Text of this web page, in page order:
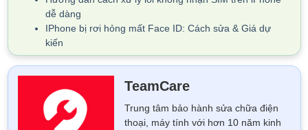
dễ dàng
IPhone bị rơi hỏng mất Face ID: Cách sửa & Giá dự
kiến
TeamCare
Trung tâm bảo hành sửa chữa điện
thoại, máy tính với hơn 10 năm kinh